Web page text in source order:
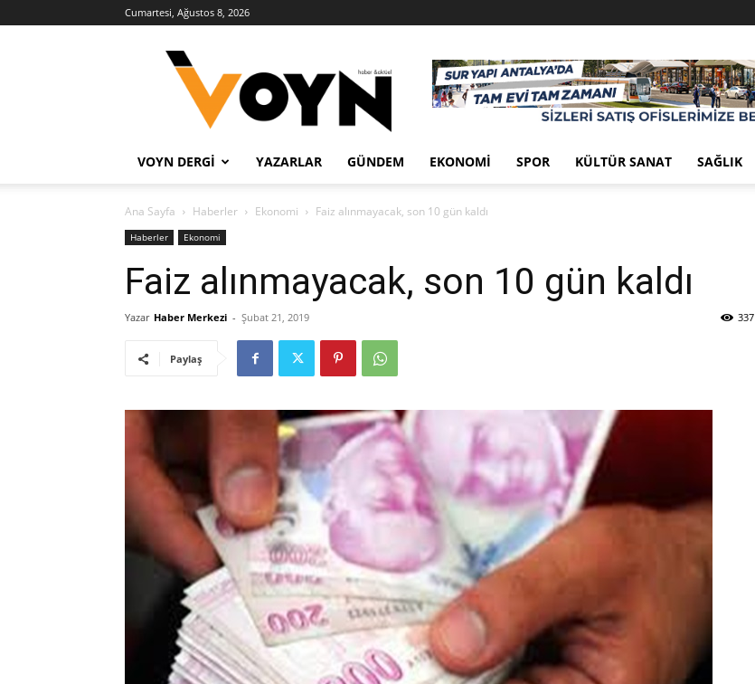
Cumartesi, Ağustos 8, 2026
Haber
VOYN DERGI YAZARLAR GÜNDEM EKONOMI SPOR KÜLTÜR SANAT SAĞLIK
Ana Sayfa Haberler Ekonomi Faiz alınmayacak, son 10 gün kaldı
Haberler Ekonomi
Faiz alınmayacak, son 10 gün kaldı
Yazar Haber Merkezi - Şubat 21, 2019 337
Paylaş